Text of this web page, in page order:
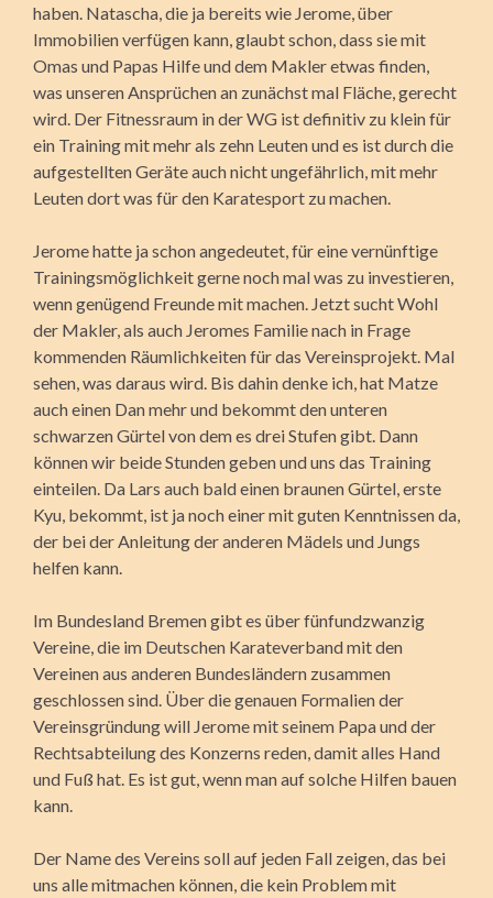
haben. Natascha, die ja bereits wie Jerome, über
Immobilien verfügen kann, glaubt schon, dass sie mit
Omas und Papas Hilfe und dem Makler etwas finden,
was unseren Ansprüchen an zunächst mal Fläche, gerecht
wird. Der Fitnessraum in der WG ist definitiv zu klein für
ein Training mit mehr als zehn Leuten und es ist durch die
aufgestellten Geräte auch nicht ungefährlich, mit mehr
Leuten dort was für den Karatesport zu machen.
Jerome hatte ja schon angedeutet, für eine vernünftige
Trainingsmöglichkeit gerne noch mal was zu investieren,
wenn genügend Freunde mit machen. Jetzt sucht Wohl
der Makler, als auch Jeromes Familie nach in Frage
kommenden Räumlichkeiten für das Vereinsprojekt. Mal
sehen, was daraus wird. Bis dahin denke ich, hat Matze
auch einen Dan mehr und bekommt den unteren
schwarzen Gürtel von dem es drei Stufen gibt. Dann
können wir beide Stunden geben und uns das Training
einteilen. Da Lars auch bald einen braunen Gürtel, erste
Kyu, bekommt, ist ja noch einer mit guten Kenntnissen da,
der bei der Anleitung der anderen Mädels und Jungs
helfen kann.
Im Bundesland Bremen gibt es über fünfundzwanzig
Vereine, die im Deutschen Karateverband mit den
Vereinen aus anderen Bundesländern zusammen
geschlossen sind. Über die genauen Formalien der
Vereinsgründung will Jerome mit seinem Papa und der
Rechtsabteilung des Konzerns reden, damit alles Hand
und Fuß hat. Es ist gut, wenn man auf solche Hilfen bauen
kann.
Der Name des Vereins soll auf jeden Fall zeigen, das bei
uns alle mitmachen können, die kein Problem mit